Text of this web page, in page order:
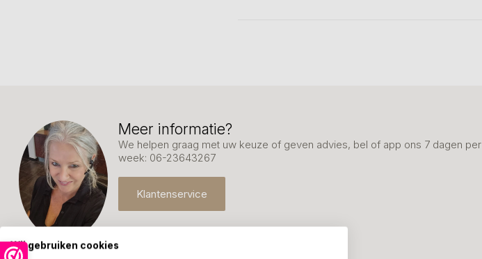
Meer informatie?
We helpen graag met uw keuze of geven advies, bel of app ons 7 dagen per
week: 06-23643267
Klantenservice
Wij gebruiken cookies